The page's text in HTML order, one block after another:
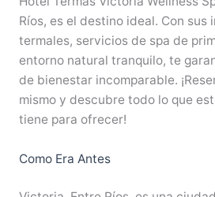
Ríos, es el destino ideal. Con sus
termales, servicios de spa de
entorno natural tranquilo, te
de bienestar incomparable.
mismo y descubre todo lo que
tiene para ofrecer!
Como Era Antes